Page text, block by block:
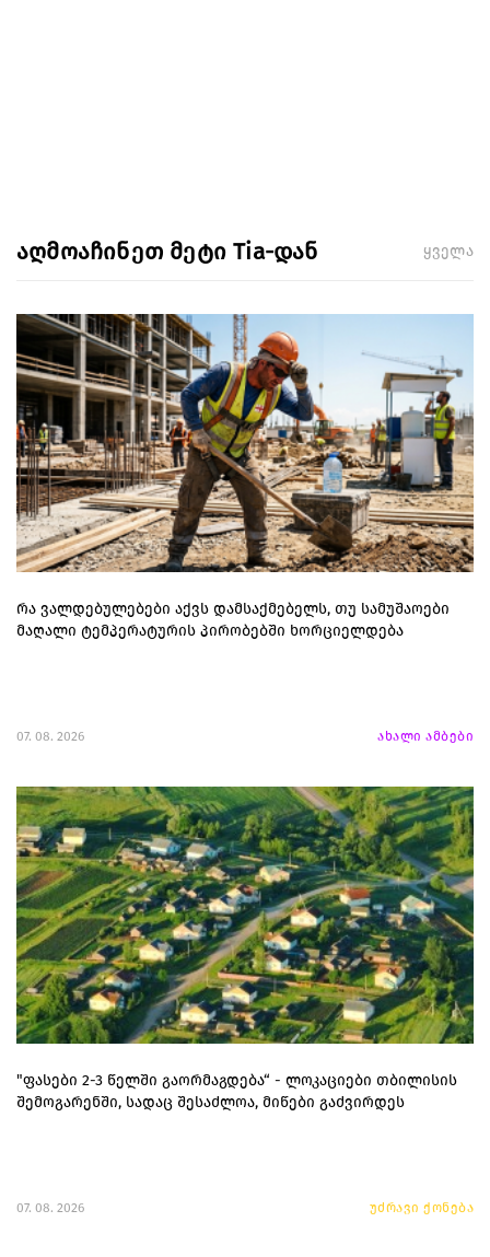
აღმოაჩინეთ მეტი Tia-დან ყველა
რა ვალდებულებები აქვს დამსაქმებელს, თუ სამუშაოები
მაღალი ტემპერატურის პირობებში ხორციელდება
07. 08. 2026 ახალი ამბები
"ფასები 2-3 წელში გაორმაგდება“ - ლოკაციები თბილისის
შემოგარენში, სადაც შესაძლოა, მიწები გაძვირდეს
07. 08. 2026 უძრავი ქონება